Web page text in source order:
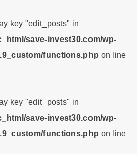
key "edit_posts" in
save-invest30.com/wp-
functions.php on line
key "edit_posts" in
save-invest30.com/wp-
functions.php on line